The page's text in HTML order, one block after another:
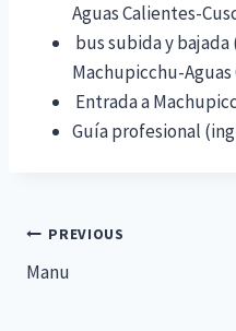
Aguas Calientes-
bus subida y bajada
Machupicchu-Aguas
Entrada a
Guía profesional
Navegación
de
PREVIOUS
Manu